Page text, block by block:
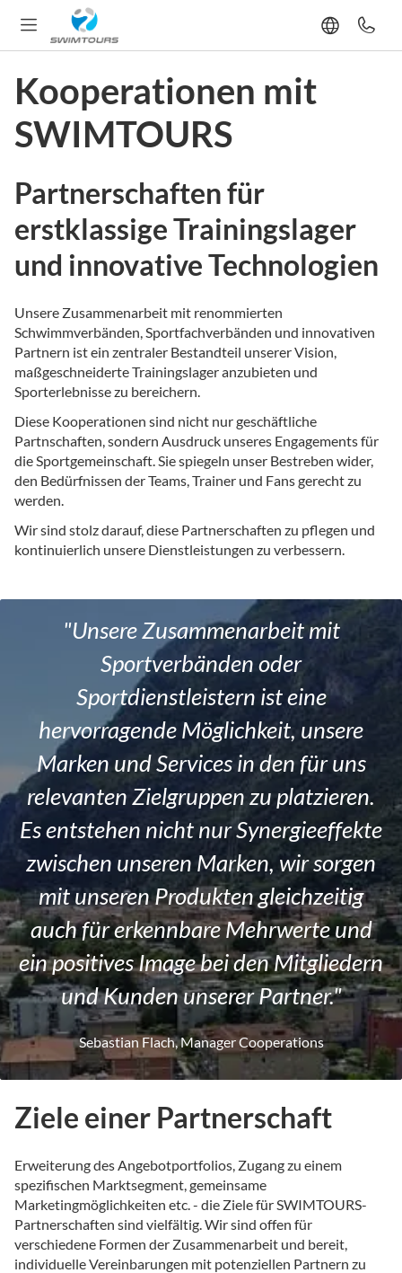
Kooperationen mit
SWIMTOURS
Partnerschaften für
erstklassige Trainingslager
und innovative Technologien
Unsere Zusammenarbeit mit renommierten
Schwimmverbänden, Sportfachverbänden und innovativen
Partnern ist ein zentraler Bestandteil unserer Vision,
maßgeschneiderte Trainingslager anzubieten und
Sporterlebnisse zu bereichern.
Diese Kooperationen sind nicht nur geschäftliche
Partnschaften, sondern Ausdruck unseres Engagements für
die Sportgemeinschaft. Sie spiegeln unser Bestreben wider,
den Bedürfnissen der Teams, Trainer und Fans gerecht zu
werden.
Wir sind stolz darauf, diese Partnerschaften zu pflegen und
kontinuierlich unsere Dienstleistungen zu verbessern.
"Unsere Zusammenarbeit mit
Sportverbänden oder
Sportdienstleistern ist eine
hervorragende Möglichkeit, unsere
Marken und Services in den für uns
relevanten Zielgruppen zu platzieren.
Es entstehen nicht nur Synergieeffekte
zwischen unseren Marken, wir sorgen
mit unseren Produkten gleichzeitig
auch für erkennbare Mehrwerte und
ein positives Image bei den Mitgliedern
und Kunden unserer Partner."
Sebastian Flach, Manager Cooperations
Ziele einer Partnerschaft
Erweiterung des Angebotportfolios, Zugang zu einem
spezifischen Marktsegment, gemeinsame
Marketingmöglichkeiten etc. - die Ziele für SWIMTOURS-
Partnerschaften sind vielfältig. Wir sind offen für
verschiedene Formen der Zusammenarbeit und bereit,
individuelle Vereinbarungen mit potenziellen Partnern zu